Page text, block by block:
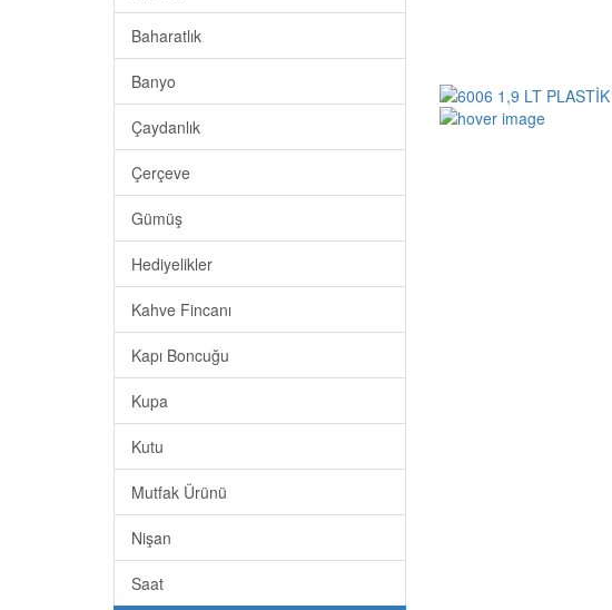
Baharatlık
Banyo
Çaydanlık
Çerçeve
Gümüş
Hediyelikler
Kahve Fincanı
Kapı Boncuğu
Kupa
Kutu
Mutfak Ürünü
Nişan
Saat